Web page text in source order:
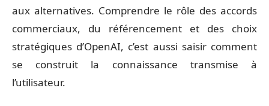
aux alternatives. Comprendre le rôle des accords
commerciaux, du référencement et des choix
stratégiques d’OpenAI, c’est aussi saisir comment
se construit la connaissance transmise à
l’utilisateur.